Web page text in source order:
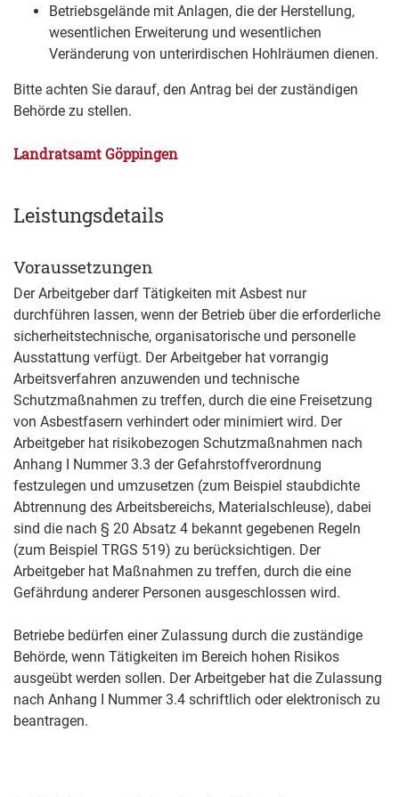
Betriebsgelände mit Anlagen, die der Herstellung,
wesentlichen Erweiterung und wesentlichen
Veränderung von unterirdischen Hohlräumen dienen.
Bitte achten Sie darauf, den Antrag bei der zuständigen
Behörde zu stellen.
Landratsamt Göppingen
Leistungsdetails
Voraussetzungen
Der Arbeitgeber darf Tätigkeiten mit Asbest nur
durchführen lassen, wenn der Betrieb über die erforderliche
sicherheitstechnische, organisatorische und personelle
Ausstattung verfügt. Der Arbeitgeber hat vorrangig
Arbeitsverfahren anzuwenden und technische
Schutzmaßnahmen zu treffen, durch die eine Freisetzung
von Asbestfasern verhindert oder minimiert wird. Der
Arbeitgeber hat risikobezogen Schutzmaßnahmen nach
Anhang I Nummer 3.3 der Gefahrstoffverordnung
festzulegen und umzusetzen (zum Beispiel staubdichte
Abtrennung des Arbeitsbereichs, Materialschleuse), dabei
sind die nach § 20 Absatz 4 bekannt gegebenen Regeln
(zum Beispiel TRGS 519) zu berücksichtigen. Der
Arbeitgeber hat Maßnahmen zu treffen, durch die eine
Gefährdung anderer Personen ausgeschlossen wird.
Betriebe bedürfen einer Zulassung durch die zuständige
Behörde, wenn Tätigkeiten im Bereich hohen Risikos
ausgeübt werden sollen. Der Arbeitgeber hat die Zulassung
nach Anhang I Nummer 3.4 schriftlich oder elektronisch zu
beantragen.